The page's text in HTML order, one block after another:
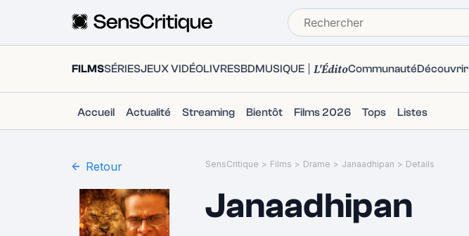
FILMSSÉRIESJEUX VIDÉOLIVRESBDMUSIQUE L'ÉditoCommunautéDécouvrir
Accueil Actualité Streaming Bientôt Films 2026 Tops Listes
Retour SensCritique > Films > Drame > Janaadhipan > Details
Janaadhipan